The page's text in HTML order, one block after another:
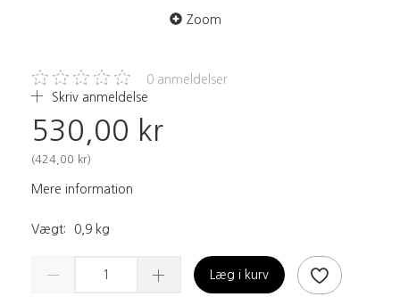
Zoom
0 anmeldelser
Skriv anmeldelse
530,00 kr
(424,00 kr)
Mere information
Vægt: 0,9 kg
Læg i kurv